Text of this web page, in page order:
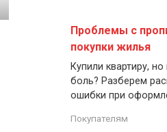
Проблемы с
покупки жилья
Купили квартиру,
боль? Разберем
ошибки при
Покупателям